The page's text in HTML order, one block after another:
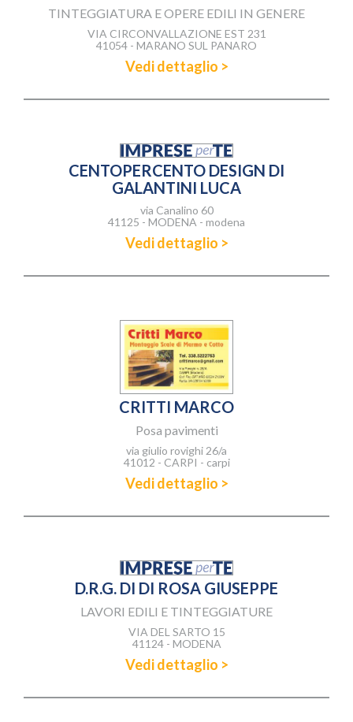
TINTEGGIATURA E OPERE EDILI IN GENERE
VIA CIRCONVALLAZIONE EST 231
41054 - MARANO SUL PANARO
Vedi dettaglio >
CENTOPERCENTO DESIGN DI
GALANTINI LUCA
via Canalino 60
41125 - MODENA - modena
Vedi dettaglio >
CRITTI MARCO
Posa pavimenti
via giulio rovighi 26/a
41012 - CARPI - carpi
Vedi dettaglio >
D.R.G. DI DI ROSA GIUSEPPE
LAVORI EDILI E TINTEGGIATURE
VIA DEL SARTO 15
41124 - MODENA
Vedi dettaglio >